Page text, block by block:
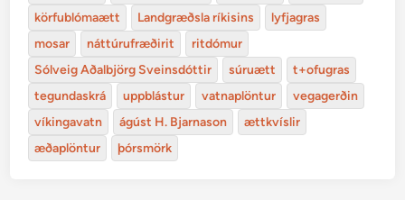
körfublómaætt
Landgræðsla ríkisins
lyfjagras
mosar
náttúrufræðirit
ritdómur
Sólveig Aðalbjörg Sveinsdóttir
súruætt
t+ofugras
tegundaskrá
uppblástur vatnaplöntur
vegagerðin
víkingavatn
ágúst H. Bjarnason
ættkvíslir
æðaplöntur
þórsmörk